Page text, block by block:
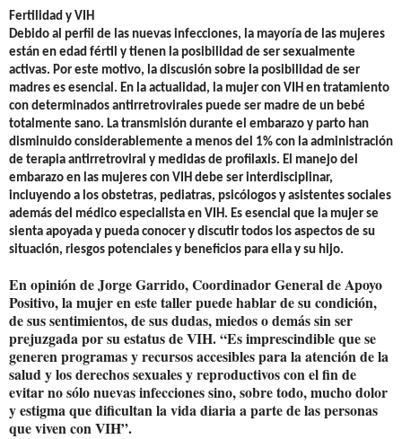
Fertilidad y VIH
Debido al perfil de las nuevas infecciones, la mayoría de las mujeres
están en edad fértil y tienen la posibilidad de ser sexualmente
activas. Por este motivo, la discusión sobre la posibilidad de ser
madres es esencial. En la actualidad, la mujer con VIH en tratamiento
con determinados antirretrovirales puede ser madre de un bebé
totalmente sano. La transmisión durante el embarazo y parto han
disminuido considerablemente a menos del 1% con la administración
de terapia antirretroviral y medidas de profilaxis. El manejo del
embarazo en las mujeres con VIH debe ser interdisciplinar,
incluyendo a los obstetras, pediatras, psicólogos y asistentes sociales
además del médico especialista en VIH. Es esencial que la mujer se
sienta apoyada y pueda conocer y discutir todos los aspectos de su
situación, riesgos potenciales y beneficios para ella y su hijo.
En opinión deJorge Garrido, Coordinador General de Apoyo
Positivo, la mujer en este taller puede hablar de su condición,
de sus sentimientos, de sus dudas, miedos o demás sin ser
prejuzgada por su estatus de VIH. “Es imprescindible que se
generen programas y recursos accesibles para la atención de la
salud y los derechos sexuales y reproductivos con el fin de
evitar no sólo nuevas infecciones sino, sobre todo, mucho dolor
y estigma que dificultan la vida diaria a parte de las personas
que viven con VIH”.